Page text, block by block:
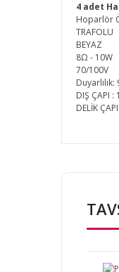
4 adet
Hoparlör
TRAFOLU
BEYAZ
8Ω - 10W
70/100V
Duyarlılık:
DIŞ ÇAPI :
DELİK